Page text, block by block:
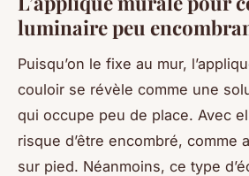
luminaire peu
Puisqu’on le fixe au mur,
couloir se révèle comme une
qui occupe peu de place. Avec
risque d’être encombré, comme
sur pied. Néanmoins, ce type